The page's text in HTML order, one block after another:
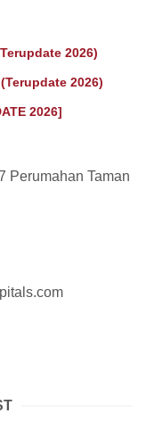
2026)
2026)
2026]
Perumahan Taman